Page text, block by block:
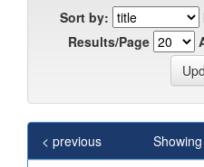
Sort by:
Results/Page
< previous